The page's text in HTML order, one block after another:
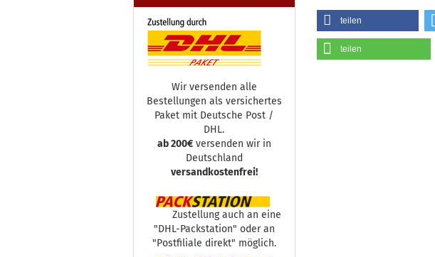
teilen
teilen
Wir versenden alle
Bestellungen als versichertes
Paket mit Deutsche Post /
DHL.
ab 200€versenden wir in
Deutschland
versandkostenfrei!
Zustellung auch an eine
"DHL-Packstation" oder an
"Postfiliale direkt" möglich.